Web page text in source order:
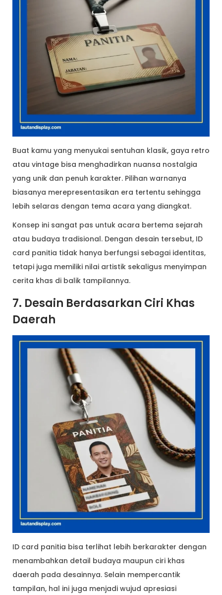
Buat kamu yang menyukai sentuhan klasik, gaya retro
atau vintage bisa menghadirkan nuansa nostalgia
yang unik dan penuh karakter. Pilihan warnanya
biasanya merepresentasikan era tertentu sehingga
lebih selaras dengan tema acara yang diangkat.
Konsep ini sangat pas untuk acara bertema sejarah
atau budaya tradisional. Dengan desain tersebut, ID
card panitia tidak hanya berfungsi sebagai identitas,
tetapi juga memiliki nilai artistik sekaligus menyimpan
cerita khas di balik tampilannya.
7. Desain Berdasarkan Ciri Khas
Daerah
ID card panitia bisa terlihat lebih berkarakter dengan
menambahkan detail budaya maupun ciri khas
daerah pada desainnya. Selain mempercantik
tampilan, hal ini juga menjadi wujud apresiasi